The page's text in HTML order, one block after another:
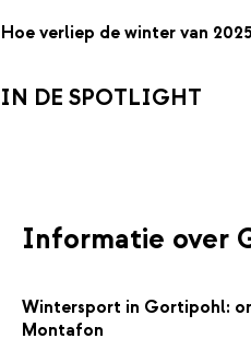
Hoe verliep de winter van
IN DE SPOTLIGHT
Informatie over
Wintersport in Gortipohl:
Montafon